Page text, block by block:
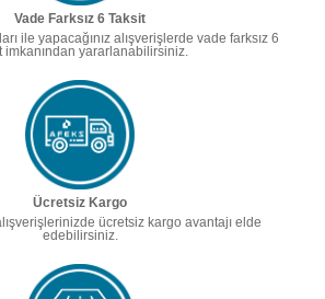
Vade Farksız 6 Taksit
ile yapacağınız alışverişlerde vade farksız 6
imkanından yararlanabilirsiniz.
Ücretsiz Kargo
ücretsiz kargo avantajı elde
edebilirsiniz.